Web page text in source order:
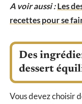
A voir aussi :Les
recettes pour se
Des
dessert
Vous devez choisir